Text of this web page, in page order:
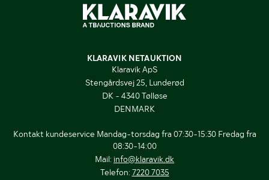
KLARAVIK NETAUKTION
Klaravik ApS
Stengårdsvej 25, Lunderød
DK - 4340 Tølløse
DENMARK
Kontakt kundeservice Mandag-torsdag fra 07:30-15:30 Fredag fra
08:30-14:00
Mail: info@klaravik.dk
Telefon: 7220 7035